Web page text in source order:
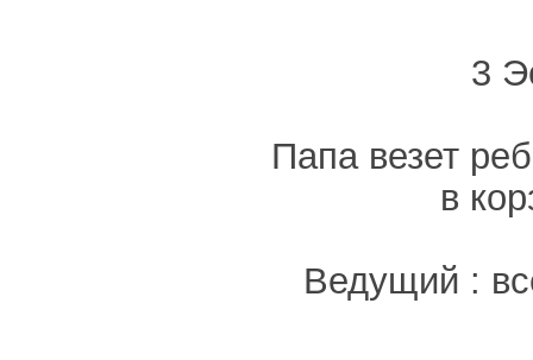
3
Папа везет
в
Ведущий :